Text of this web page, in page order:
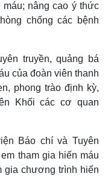
nâng cao ý thức
chống các bệnh
truyền, quảng bá
của đoàn viên thanh
phong trào định kỳ,
Khối các cơ quan
Báo chí và Tuyên
tham gia hiến máu
gia chương trình hiến